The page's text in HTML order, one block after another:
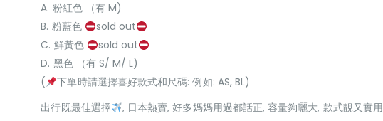
A. 粉紅色 （有 M)
B. 粉藍色
sold out
C. 鮮黃色
sold out
D. 黑色 （有 S/ M/ L)
(
下單時請選擇喜好款式和尺碼: 例如: AS, BL)
出行既最佳選擇
, 日本熱賣, 好多媽媽用過都話正, 容量夠曬大, 款式靚又實用